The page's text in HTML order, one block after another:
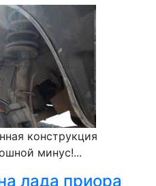
конструкция
минус!...
лада приора